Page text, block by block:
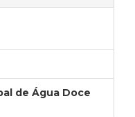
de Água Doce